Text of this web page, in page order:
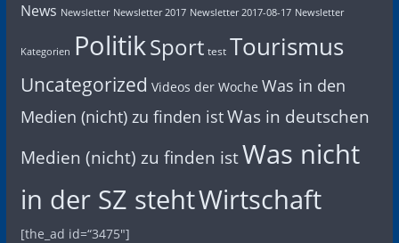
News Newsletter Newsletter 2017 Newsletter 2017-08-17 Newsletter
Kategorien PolitikSport test Tourismus
Uncategorized Videos der Woche Was in den
Medien (nicht) zu finden istWas in deutschen
Medien (nicht) zu finden istWas nicht
in der SZ stehtWirtschaft
[the_ad id=“3475″]